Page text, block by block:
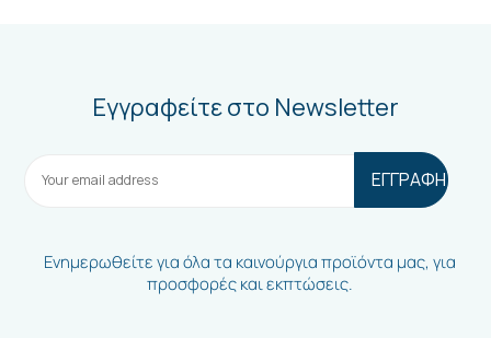
Εγγραφείτε στο Newsletter
Ενημερωθείτε για όλα τα καινούργια προϊόντα μας, για
προσφορές και εκπτώσεις.